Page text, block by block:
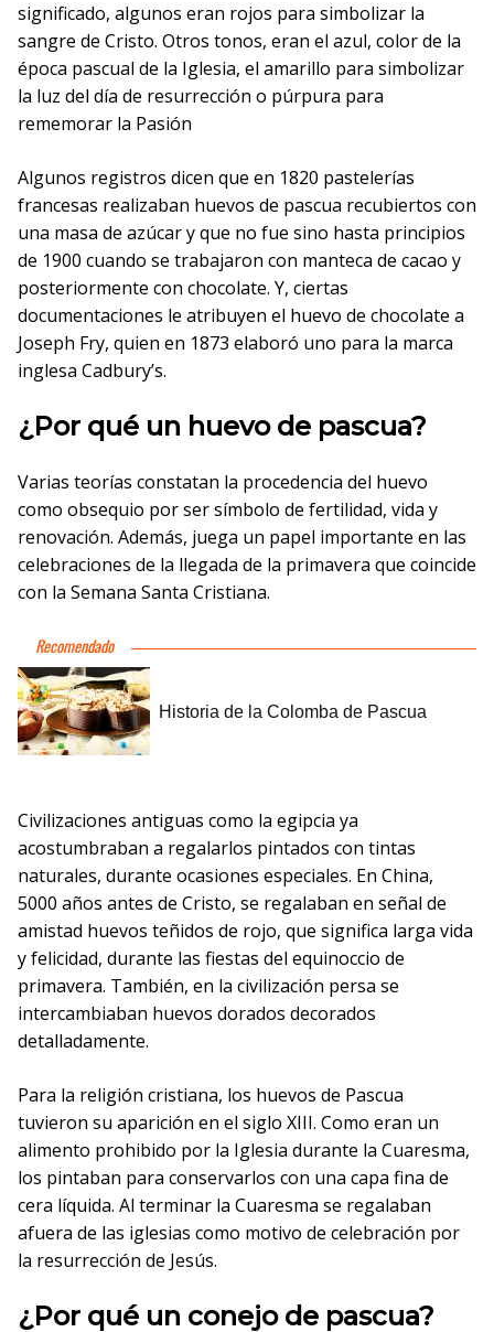
significado, algunos eran rojos para simbolizar la
sangre de Cristo. Otros tonos, eran el azul, color de la
época pascual de la Iglesia, el amarillo para simbolizar
la luz del día de resurrección o púrpura para
rememorar la Pasión
Algunos registros dicen que en 1820 pastelerías
francesas realizaban huevos de pascua recubiertos con
una masa de azúcar y que no fue sino hasta principios
de 1900 cuando se trabajaron con manteca de cacao y
posteriormente con chocolate. Y, ciertas
documentaciones le atribuyen el huevo de chocolate a
Joseph Fry, quien en 1873 elaboró uno para la marca
inglesa Cadbury’s.
¿Por qué un huevo de pascua?
Varias teorías constatan la procedencia del huevo
como obsequio por ser símbolo de fertilidad, vida y
renovación. Además, juega un papel importante en las
celebraciones de la llegada de la primavera que coincide
con la Semana Santa Cristiana.
Civilizaciones antiguas como la egipcia ya
acostumbraban a regalarlos pintados con tintas
naturales, durante ocasiones especiales. En China,
5000 años antes de Cristo, se regalaban en señal de
amistad huevos teñidos de rojo, que significa larga vida
y felicidad, durante las fiestas del equinoccio de
primavera. También, en la civilización persa se
intercambiaban huevos dorados decorados
detalladamente.
Para la religión cristiana, los huevos de Pascua
tuvieron su aparición en el siglo XIII. Como eran un
alimento prohibido por la Iglesia durante la Cuaresma,
los pintaban para conservarlos con una capa fina de
cera líquida. Al terminar la Cuaresma se regalaban
afuera de las iglesias como motivo de celebración por
la resurrección de Jesús.
¿Por qué un conejo de pascua?